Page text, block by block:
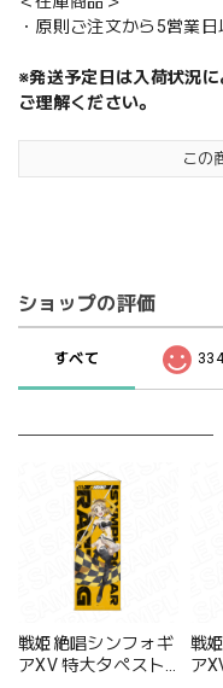
・原則ご注文から5営業
※発送予定日は入荷状況
ご理解ください。
この
ショップの評価
すべて 334
戦姫絶唱シンフォギ
アXV 特大タペスト
戦
ア